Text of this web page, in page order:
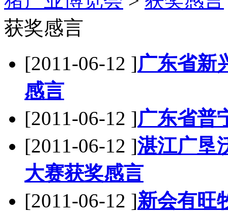
获奖感言
[2011-06-12 ]广东省新
感言
[2011-06-12 ]广东省普
[2011-06-12 ]湛江广垦
大赛获奖感言
[2011-06-12 ]新会有旺